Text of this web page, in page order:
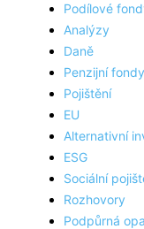
Podílové
Analýzy
Daně
Penzijní fondy
Pojištění
EU
Alternativní
ESG
Sociální
Rozhovory
Podpůrná